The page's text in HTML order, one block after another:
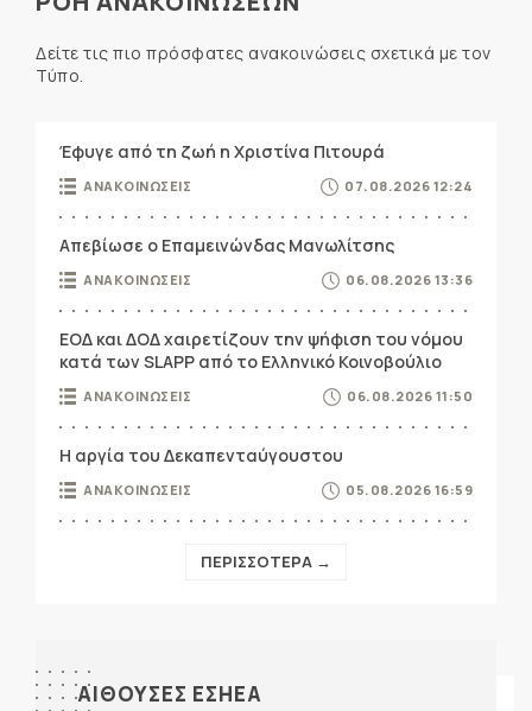
Δείτε τις πιο πρόσφατες ανακοινώσεις σχετικά με τον
Τύπο.
Έφυγε από τη ζωή η Χριστίνα Πιτουρά
ΑΝΑΚΟΙΝΩΣΕΙΣ 07.08.2026 12:24
Απεβίωσε ο Επαμεινώνδας Μανωλίτσης
ΑΝΑΚΟΙΝΩΣΕΙΣ 06.08.2026 13:36
ΕΟΔ και ΔΟΔ χαιρετίζουν την ψήφιση του νόμου
κατά των SLAPP από το Ελληνικό Κοινοβούλιο
ΑΝΑΚΟΙΝΩΣΕΙΣ 06.08.2026 11:50
Η αργία του Δεκαπενταύγουστου
ΑΝΑΚΟΙΝΩΣΕΙΣ 05.08.2026 16:59
ΠΕΡΙΣΣΟΤΕΡΑ →
ΑΙΘΟΥΣΕΣ ΕΣΗΕΑ